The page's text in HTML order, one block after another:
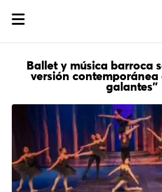
Ballet y música barroca
versión contemporánea
galantes”